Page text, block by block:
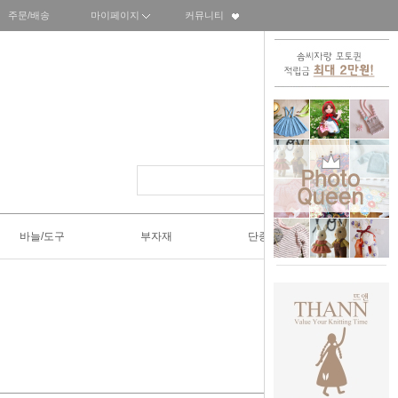
주문/배송 마이페이지 커뮤니티
바늘/도구 부자재 단종SALE50%